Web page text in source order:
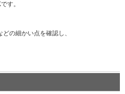
す。
の細かい点を確認し、